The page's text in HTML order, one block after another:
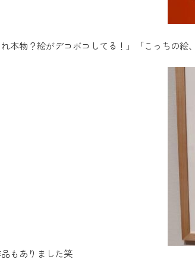
本物？絵がデコボコしてる！」「こっちの絵
もありました笑